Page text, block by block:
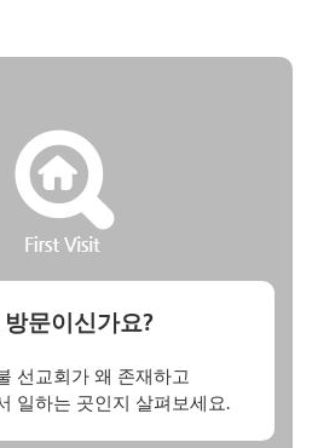
방문이신가요?
선교회가 왜 존재하고
일하는 곳인지 살펴보세요.